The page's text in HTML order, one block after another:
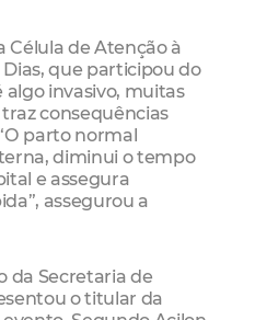
Célula de Atenção à
que participou do
algo invasivo, muitas
consequências
parto normal
diminui o tempo
e assegura
assegurou a
da Secretaria de
o titular da